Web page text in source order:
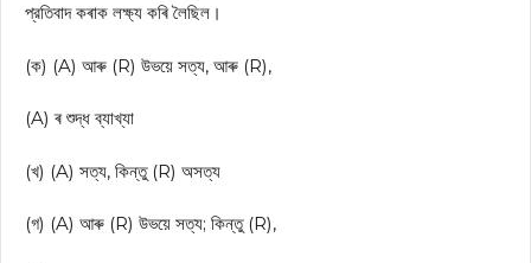
প্রতিবাদ কৰাক লক্ষ্য কৰি লৈছিল।
(ক) (A) আৰু (R) উভয়ে সত্য, আৰু (R),
(A) ৰ শুদ্ধ ব্যাখ্যা
(খ) (A) সত্য, কিন্তু (R) অসত্য
(গ) (A) আৰু (R) উভয়ে সত্য; কিন্তু (R),